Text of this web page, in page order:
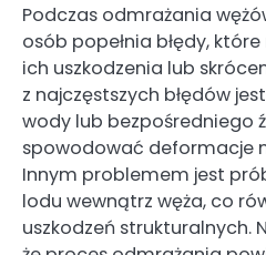
Podczas odmrażania
osób popełnia błędy,
ich uszkodzenia lub
z najczęstszych błędów
wody lub bezpośredniego
spowodować deformacje
Innym problemem jest
lodu wewnątrz węża, co
uszkodzeń strukturalnych.